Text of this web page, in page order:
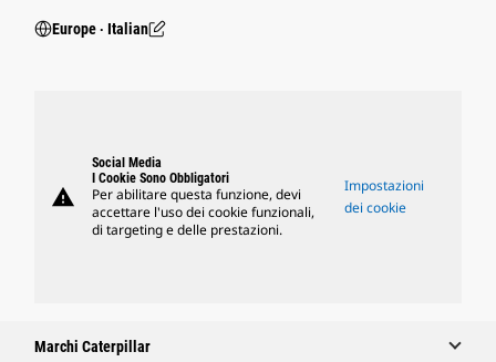
Europe ‧ Italian
warning
Social Media
I Cookie Sono Obbligatori
Per abilitare questa funzione, devi
accettare l'uso dei cookie funzionali,
di targeting e delle prestazioni.
Impostazioni
dei cookie
Marchi Caterpillar